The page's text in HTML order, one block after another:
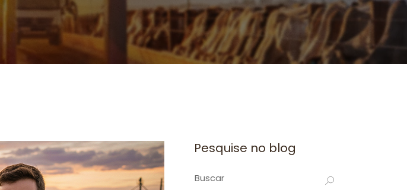
Pesquise no blog